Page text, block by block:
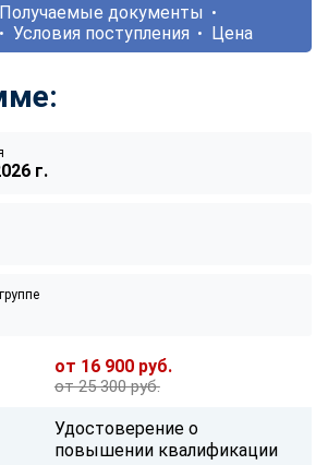
Получаемые документы
Условия поступления Цена
г.
от 16 900 руб.
от 25 300 руб.
Удостоверение о
повышении квалификации